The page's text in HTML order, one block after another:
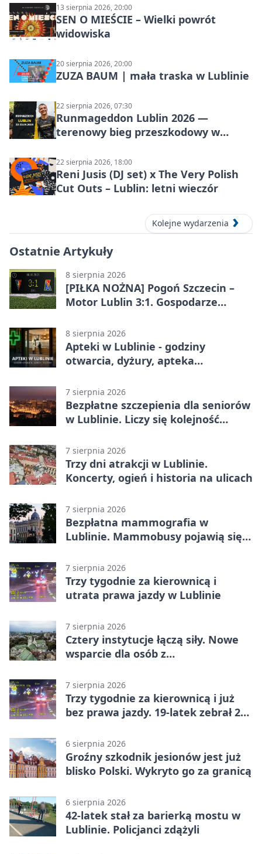
13 sierpnia 2026, 20:00
SEN O MIEŚCIE – Wielki powrót
widowiska
20 sierpnia 2026, 20:00
ZUZA BAUM | mała traska w Lublinie
22 sierpnia 2026, 07:30
Runmageddon Lublin 2026 —
terenowy bieg przeszkodowy w
22 sierpnia 2026, 18:00
Reni Jusis (DJ set) x The Very Polish
Cut Outs – Lublin: letni wieczór
Kolejne wydarzenia
Ostatnie Artykuły
8 sierpnia 2026
[PIŁKA NOŻNA] Pogoń Szczecin –
Motor Lublin 3:1. Gospodarze
Ekstraklasy
8 sierpnia 2026
Apteki w Lublinie - godziny
otwarcia, dyżury, apteka
7 sierpnia 2026
Bezpłatne szczepienia dla seniorów
w Lublinie. Liczy się kolejność
7 sierpnia 2026
Trzy dni atrakcji w Lublinie.
Koncerty, ogień i historia na ulicach
7 sierpnia 2026
Bezpłatna mammografia w
Lublinie. Mammobusy pojawią się
7 sierpnia 2026
Trzy tygodnie za kierownicą i
utrata prawa jazdy w Lublinie
7 sierpnia 2026
Cztery instytucje łączą siły. Nowe
wsparcie dla osób z
7 sierpnia 2026
Trzy tygodnie za kierownicą i już
bez prawa jazdy. 19-latek zebrał 23
6 sierpnia 2026
Groźny szkodnik jesionów jest już
blisko Polski. Wykryto go za granicą
6 sierpnia 2026
42-latek stał za barierką mostu w
Lublinie. Policjanci zdążyli